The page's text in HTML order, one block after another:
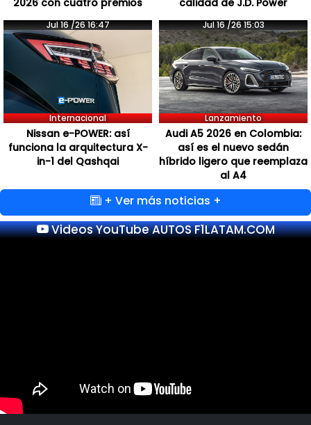
Jul 16 /26 16:47
Internacional
Nissan e-POWER: así
funciona la arquitectura X-
in-1 del Qashqai
Jul 16 /26 15:03
Lanzamiento
Audi A5 2026 en Colombia:
así es el nuevo sedán
híbrido ligero que reemplaza
al A4
+ Ver más noticias +
Videos YouTube AUTOS F1LATAM.COM